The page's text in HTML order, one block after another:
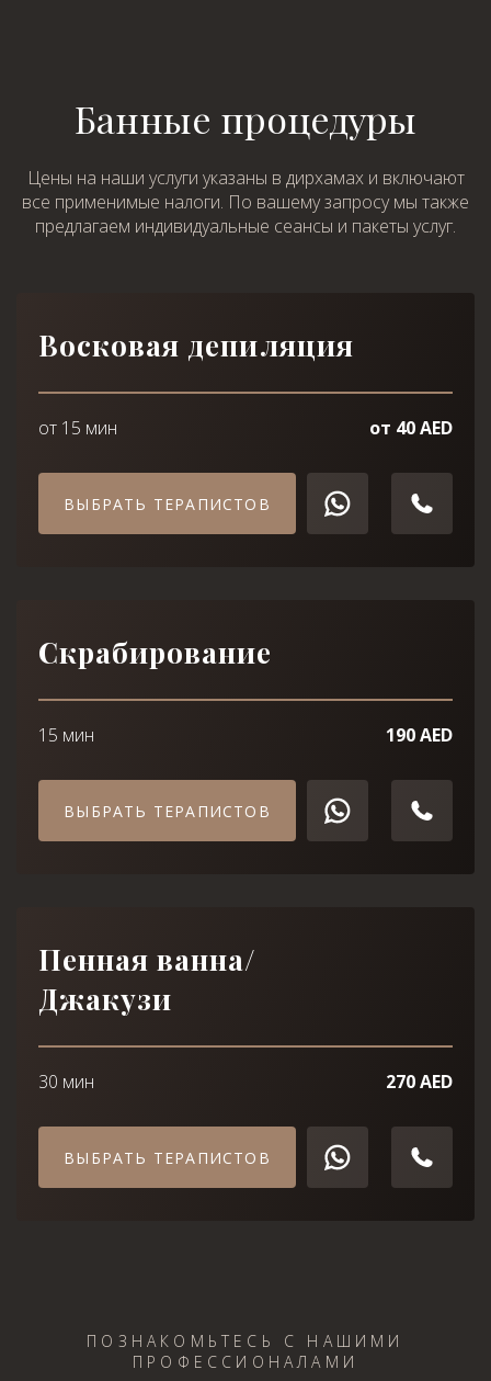
Банные процедуры
Цены на наши услуги указаны в дирхамах и включают
все применимые налоги. По вашему запросу мы также
предлагаем индивидуальные сеансы и пакеты услуг.
Восковая депиляция
от 15 мин от 40 AED
ВЫБРАТЬ ТЕРАПИСТОВ
Скрабирование
15 мин 190 AED
ВЫБРАТЬ ТЕРАПИСТОВ
Пенная ванна/
Джакузи
30 мин 270 AED
ВЫБРАТЬ ТЕРАПИСТОВ
ПОЗНАКОМЬТЕСЬ С НАШИМИ
ПРОФЕССИОНАЛАМИ
ЗАБРОНИРОВАТЬ
WhatsApp Telephone